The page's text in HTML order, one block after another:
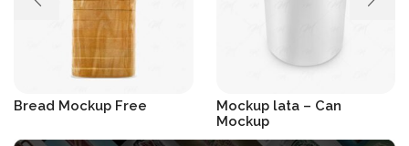
Bread Mockup Free
Mockup lata – Can
Mockup
R$19.90